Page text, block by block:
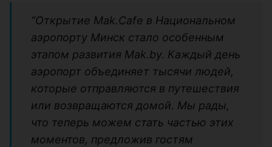
“Открытие Mak.Cafe в Национальном
аэропорту Минск стало особенным
этапом развития Mak.by. Каждый день
аэропорт объединяет тысячи людей,
которые отправляются в путешествия
или возвращаются домой. Мы рады,
что теперь можем стать частью этих
моментов, предложив гостям